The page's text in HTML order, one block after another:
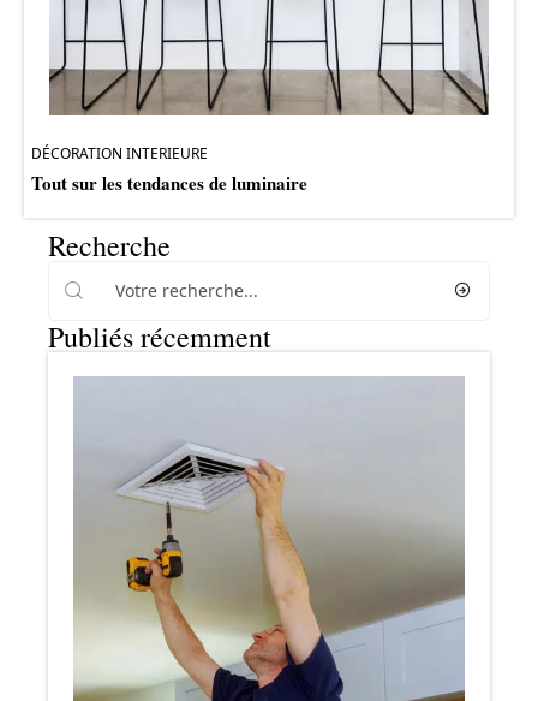
DÉCORATION INTERIEURE
Tout sur les tendances de luminaire
Recherche
Publiés récemment